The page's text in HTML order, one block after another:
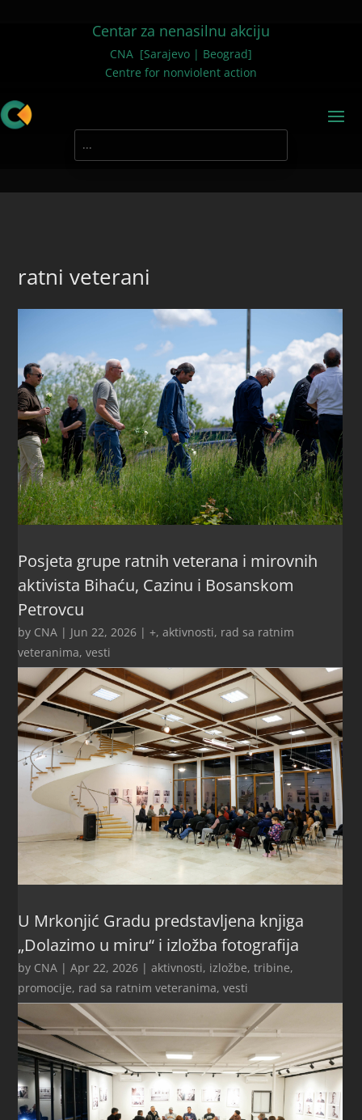
Centar za nenasilnu akciju
CNA [Sarajevo | Beograd]
Centre for nonviolent action
ratni veterani
Posjeta grupe ratnih veterana i mirovnih
aktivista Bihaću, Cazinu i Bosanskom
Petrovcu
by CNA | Jun 22, 2026 |+,aktivnosti, rad sa ratnim
veteranima,vesti
U Mrkonjić Gradu predstavljena knjiga
„Dolazimo u miru“ i izložba fotografija
by CNA |Apr 22, 2026 |aktivnosti, izložbe, tribine,
promocije, rad sa ratnim veteranima,vesti